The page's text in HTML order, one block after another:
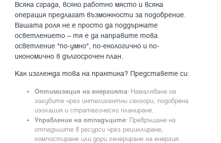
Всяка сграда, всяко работно място и всяка
операция предлагат възможности за подобрение.
Вашата роля не е просто да поддържате
осветлението – тя е да направите това
осветление "по-умно", по-екологично и по-
икономично в дългосрочен план.
Как изглежда това на практика? Представете си:
Оптимизация на енергията: Намаляване на
загубите чрез интелигентни сензори, подобрена
изолация и стратегическо планиране.
Управление на отпадъците: Превръщане на
отпадъците в ресурси чрез рециклиране,
компостиране или дори генериране на енергия.